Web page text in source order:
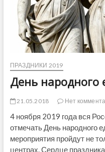
2
0
1
9
-
2
в
о
с
с
и
и
ПРАЗДНИКИ 2019
День народного
21.05.2018 Нет
4 ноября 2019 года вся
отмечать День народного
мероприятия пройдут не
центрах. Сердце